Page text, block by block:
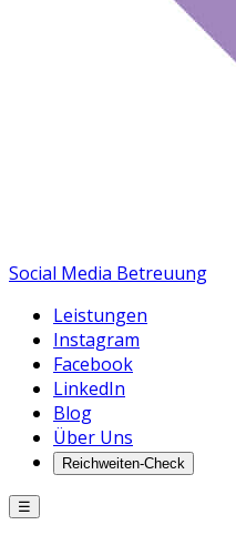
Social Media Betreuung
Leistungen
Instagram
Facebook
LinkedIn
Blog
Über Uns
Reichweiten-Check
☰